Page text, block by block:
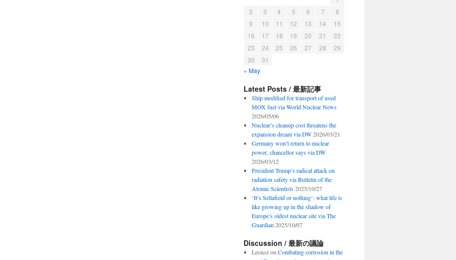
2
3 4 5 6 7
8
9
10 11 12 13 14
15
16
17 18 19 20 21
22
23
24 25 26 27 28
29
30
31
« May
Latest Posts / 最新記事
Ship modified for transport of used
MOX fuel via World Nuclear News
2026/05/06
Nuclear’s cleanup cost threatens the
expansion dream via DW 2026/03/21
Germany won’t return to nuclear
power, chancellor says via DW
2026/03/12
President Trump’s radical attack on
radiation safety via Bulletin of the
Atomic Scientists 2025/10/27
‘It’s Sellafield or nothing’: what life is
like growing up in the shadow of
Europe’s oldest nuclear site via The
Guardian 2025/10/07
Discussion / 最新の議論
Leonszon Combating corrosion in the